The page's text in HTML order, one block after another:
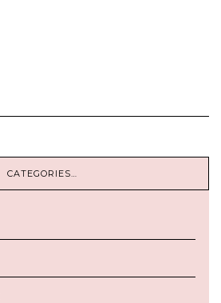
CATEGORIES…